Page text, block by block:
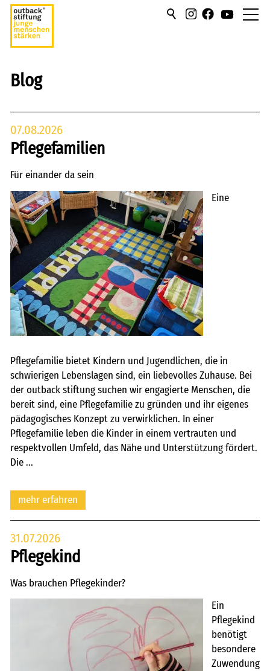
über uns
campus
sportmentoring
aktuell
Termine
News
Blog
karriere
kontakt
freie kapazitäten
FAIRMILIE
initiativbewerbung
Blog
07.08.2026
Pflegefamilien
Für einander da sein
Eine
Pflegefamilie bietet Kindern und Jugendlichen, die in
schwierigen Lebenslagen sind, ein liebevolles Zuhause. Bei
der outback stiftung suchen wir engagierte Menschen, die
bereit sind, eine Pflegefamilie zu gründen und ihr eigenes
pädagogisches Konzept zu verwirklichen. In einer
Pflegefamilie leben die Kinder in einem vertrauten und
respektvollen Umfeld, das Nähe und Unterstützung fördert.
Die ...
mehr erfahren
31.07.2026
Pflegekind
Was brauchen Pflegekinder?
Ein
Pflegekind
benötigt
besondere
Zuwendung